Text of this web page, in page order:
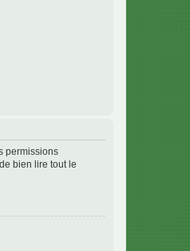
permissions
bien lire tout le